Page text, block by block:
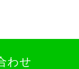
わせ